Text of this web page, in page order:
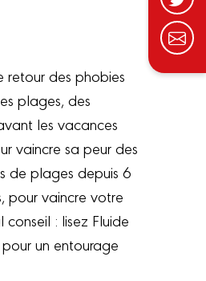
des phobies
plages, des
les vacances
vaincre sa peur des
de plages depuis 6
pour vaincre votre
: lisez Fluide
un entourage